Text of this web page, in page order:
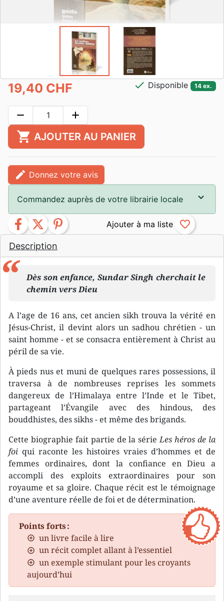
Description
Dès son enfance, Sundar Singh cherchait le
chemin vers Dieu
A l’age de 16 ans, cet ancien sikh trouva la vérité en
Jésus-Christ, il devint alors un sadhou chrétien - un
saint homme - et se consacra entièrement à Christ au
péril de sa vie.
À pieds nus et muni de quelques rares possessions, il
traversa à de nombreuses reprises les sommets
dangereux de l’Himalaya entre l’Inde et le Tibet,
partageant l’Évangile avec des hindous, des
bouddhistes, des sikhs - et même des brigands.
Cette biographie fait partie de la sérieLes héros de la
foi qui raconte les histoires vraies d’hommes et de
femmes ordinaires, dont la confiance en Dieu a
accompli des exploits extraordinaires pour son
royaume et sa gloire. Chaque récit est le témoignage
d’une aventure réelle de foi et de détermination.
Points forts :
un livre facile à lire
un récit complet allant à l’essentiel
un exemple stimulant pour les croyants
aujourd’hui
19,40 CHF check Disponible 14 ex.
remove add
shopping_cart AJOUTER AU PANIER
edit Donnez votre avis
Commandez auprès de votre librairie locale
facebook twitter pinterest favorite_border